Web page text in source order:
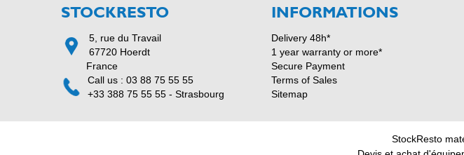
STOCKRESTO
5, rue du Travail
67720 Hoerdt
France
Call us : 03 88 75 55 55
+33 388 75 55 55 - Strasbourg
INFORMATIONS
Delivery 48h*
1 year warranty or more*
Secure Payment
Terms of Sales
Sitemap
StockResto